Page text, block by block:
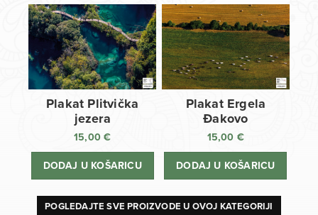
Plakat Plitvička
jezera
15,00€
DODAJ U KOŠARICU
Plakat Ergela
Đakovo
15,00 €
DODAJ U KOŠARICU
POGLEDAJTE SVE PROIZVODE U OVOJ KATEGORIJI